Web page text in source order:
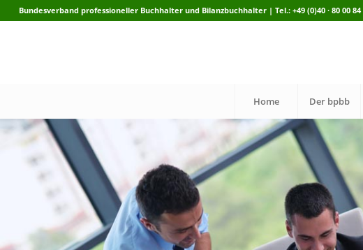
Bundesverband professioneller Buchhalter und Bilanzbuchhalter | Tel.: +49 (0)40 · 80 00 84
Home Der bpbb